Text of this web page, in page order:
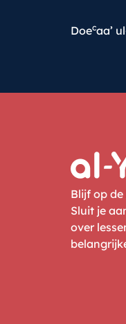
Doecaa’
Blijf op
Sluit je
over